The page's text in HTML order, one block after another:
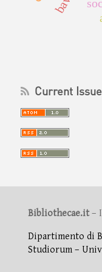
Current Issue
Bibliothecae.it–
Dipartimento di
Studiorum –